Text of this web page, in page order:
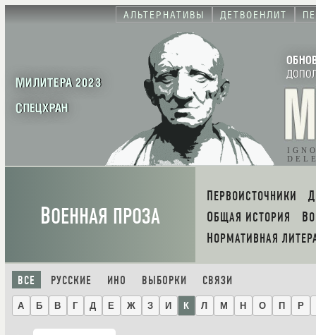
АЛЬТЕРНАТИВЫ ДЕТВОЕНЛИТ
МИЛИТЕРА 2023
СПЕЦХРАН
ВОЕННАЯ ПРОЗА
ПЕРВОИСТОЧНИКИ
ОБЩАЯ ИСТОРИЯ
НОРМАТИВНАЯ
ВСЕ РУССКИЕ ИНО ВЫБОРКИ СВЯЗИ
А Б В Г Д Е Ж З И К Л М Н О П Р